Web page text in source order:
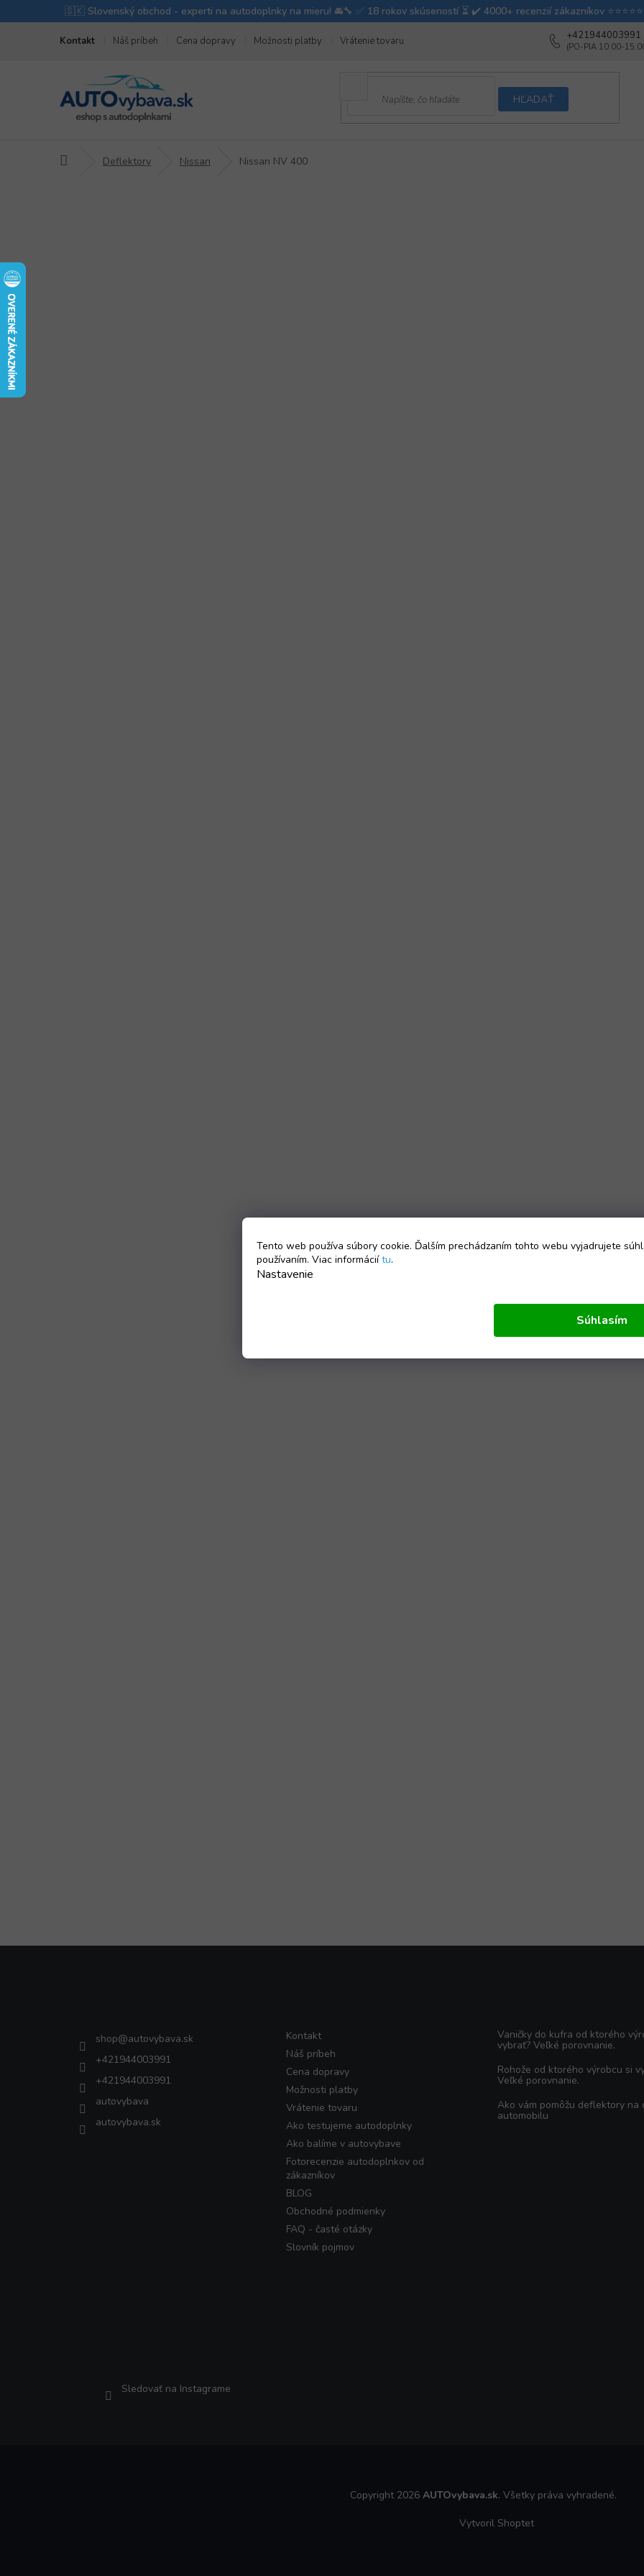
Tento web používa súbory cookie. Ďalším prechádzaním tohto webu vyjadrujete
používaním. Viac informáciítu.
Nastavenie
Súhlasím
Kontakt Náš príbeh Cena dopravy Možnosti platby Vrátenie tovaru Ako balíme v
+421944003991
HĽADAŤ
DomovDeflektory Nissan Nissan NV 400
shop@autovybava.sk
+421944003991
+421944003991
autovybava
autovybava.sk
Kontakt
Náš príbeh
Cena dopravy
Možnosti platby
Vrátenie tovaru
Ako testujeme autodoplnky
Ako balíme v autovybave
Fotorecenzie autodoplnkov od
zákazníkov
BLOG
Obchodné podmienky
FAQ - časté otázky
Slovník pojmov
Vaničky do kufra od ktorého
vybrať? Veľké porovnanie.
Rohože od ktorého výrobcu si
Veľké porovnanie.
Ako vám pomôžu deflektory na
automobilu
Sledovať na Instagrame
Copyright 2026 AUTOvybava.sk. Všetky práva vyhradené.
Vytvoril Shoptet